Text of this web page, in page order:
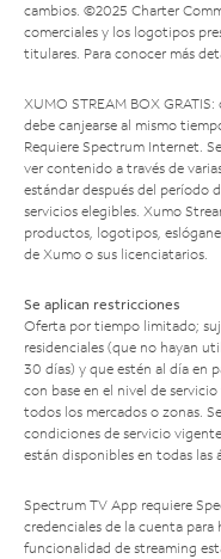
cambios. ©2025 Charter
comerciales y los logotipos
titulares. Para conocer más
XUMO STREAM BOX
debe canjearse al mismo
Requiere Spectrum Internet.
ver contenido a través de
estándar después del período
servicios elegibles. Xumo
productos, logotipos,
de Xumo o sus licenciatarios.
Se aplican restricciones
Oferta por tiempo limitado;
residenciales (que no hayan
30 días) y que estén al día en
con base en el nivel de
todos los mercados o zonas.
condiciones de servicio
están disponibles en todas las
Spectrum TV App requiere
credenciales de la cuenta
funcionalidad de streaming